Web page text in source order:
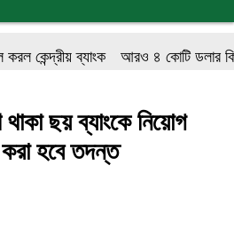
কেন্দ্রীয় ব্যাংক
আরও ৪ কোটি ডলার
ছয় ব্যাংকে নিয়োগ
করা হবে তদন্ত